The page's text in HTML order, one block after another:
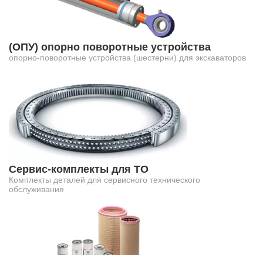
(ОПУ) опорно поворотные устройства
опорно-поворотные устройства (шестерни) для экскаваторов
Сервис-комплекты для ТО
Комплекты деталей для сервисного технического
обслуживания